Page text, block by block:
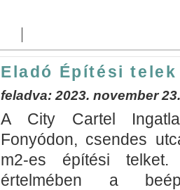
Eladó Építési
feladva: 2023. november 23.
A City Cartel
Fonyódon, csendes
m2-es építési
értelmében a